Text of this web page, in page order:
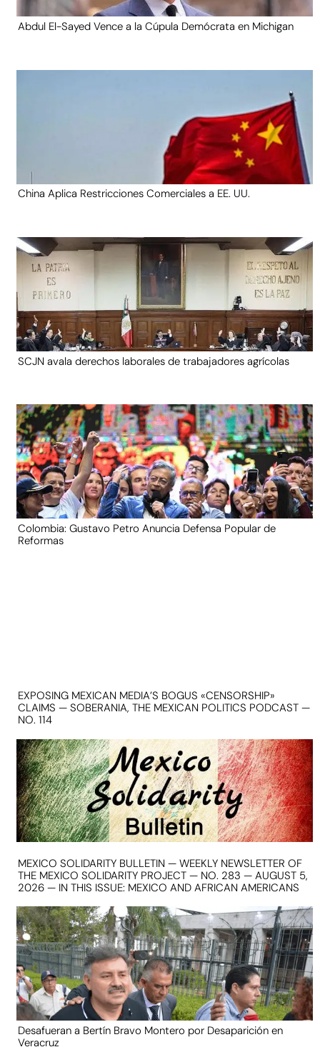
Abdul El-Sayed Vence a la Cúpula Demócrata en Michigan
China Aplica Restricciones Comerciales a EE. UU.
SCJN avala derechos laborales de trabajadores agrícolas
Colombia: Gustavo Petro Anuncia Defensa Popular de
Reformas
EXPOSING MEXICAN MEDIA’S BOGUS «CENSORSHIP»
CLAIMS — SOBERANIA, THE MEXICAN POLITICS PODCAST —
NO. 114
MEXICO SOLIDARITY BULLETIN — WEEKLY NEWSLETTER OF
THE MEXICO SOLIDARITY PROJECT — NO. 283 — AUGUST 5,
2026 — IN THIS ISSUE: MEXICO AND AFRICAN AMERICANS
Desafueran a Bertín Bravo Montero por Desaparición en
Veracruz